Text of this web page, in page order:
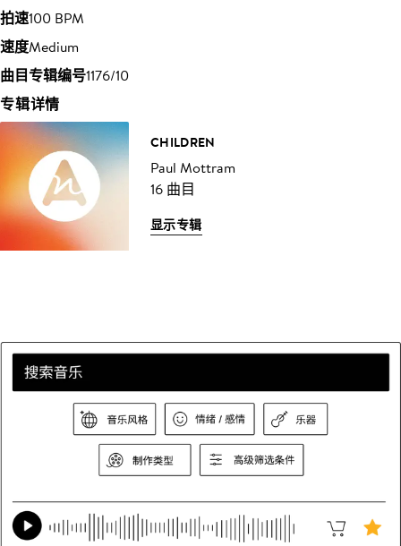
拍速100 BPM
速度Medium
曲目专辑编号1176/10
专辑详情
CHILDREN
Paul Mottram
16 曲目
显示专辑